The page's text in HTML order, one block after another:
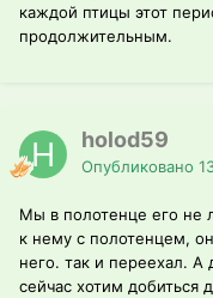
каждой птицы этот
продолжительным.
holod59
Опубликовано
Мы в полотенце его не
к нему с полотенцем,
него. так и переехал. А
сейчас хотим добиться